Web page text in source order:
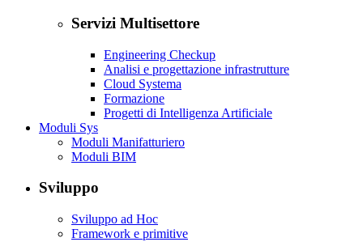
Servizi Multisettore
Engineering Checkup
Analisi e progettazione infrastrutture
Cloud Systema
Formazione
Progetti di Intelligenza Artificiale
Moduli Sys
Moduli Manifatturiero
Moduli BIM
Sviluppo
Sviluppo ad Hoc
Framework e primitive